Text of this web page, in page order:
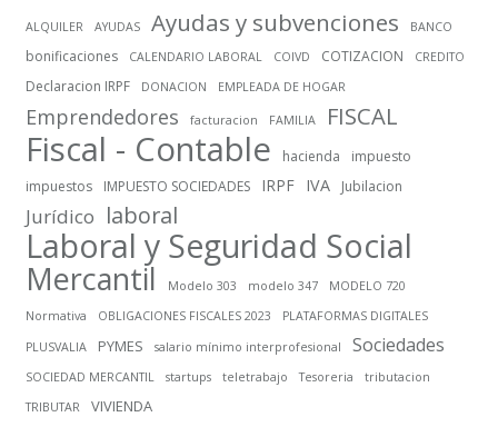
ALQUILER AYUDAS Ayudas y subvenciones BANCO
bonificaciones CALENDARIO LABORAL COIVD COTIZACION CREDITO
Declaracion IRPF DONACION EMPLEADA DE HOGAR
Emprendedores facturacion FAMILIA FISCAL
Fiscal - Contable hacienda
impuesto
impuestos
IMPUESTO SOCIEDADES IRPF IVA Jubilacion
Jurídico laboral
Laboral y Seguridad Social
Mercantil Modelo 303 modelo 347
MODELO 720
Normativa
OBLIGACIONES FISCALES 2023
PLATAFORMAS DIGITALES
PLUSVALIA
PYMES salario mínimo interprofesional Sociedades
SOCIEDAD MERCANTIL startups teletrabajo Tesoreria
tributacion
TRIBUTAR
VIVIENDA